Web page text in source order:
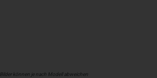
Bilder können je nach Modell abweichen